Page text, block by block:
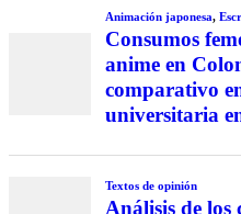
Animación japonesa,
Consumos
anime en
comparativo
universitaria
Textos de opinión
Análisis de los